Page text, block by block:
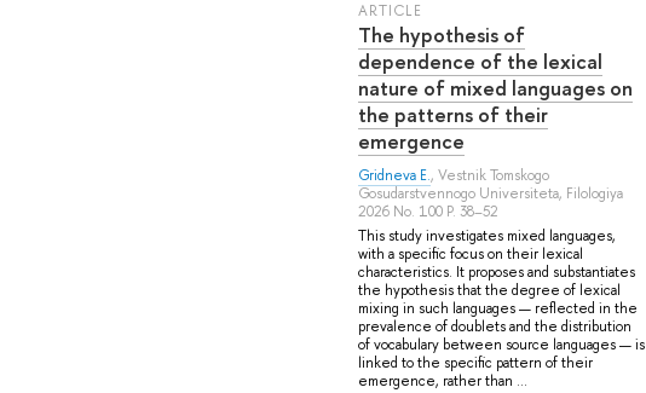
ARTICLE
The hypothesis of
dependence of the lexical
nature of mixed languages on
the patterns of their
emergence
Gridneva E., Vestnik Tomskogo
Gosudarstvennogo Universiteta, Filologiya
2026 No. 100 P. 38–52
This study investigates mixed languages,
with a specific focus on their lexical
characteristics. It proposes and substantiates
the hypothesis that the degree of lexical
mixing in such languages — reflected in the
prevalence of doublets and the distribution
of vocabulary between source languages — is
linked to the specific pattern of their
emergence, rather than ...